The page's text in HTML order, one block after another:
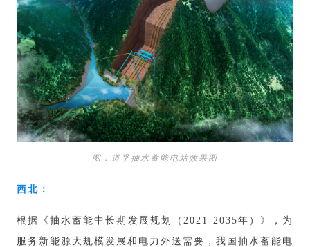
图：道孚抽水蓄能电站效果图
西北：
根据《抽水蓄能中长期发展规划（2021-2035年）》，为
服务新能源大规模发展和电力外送需要，我国抽水蓄能电